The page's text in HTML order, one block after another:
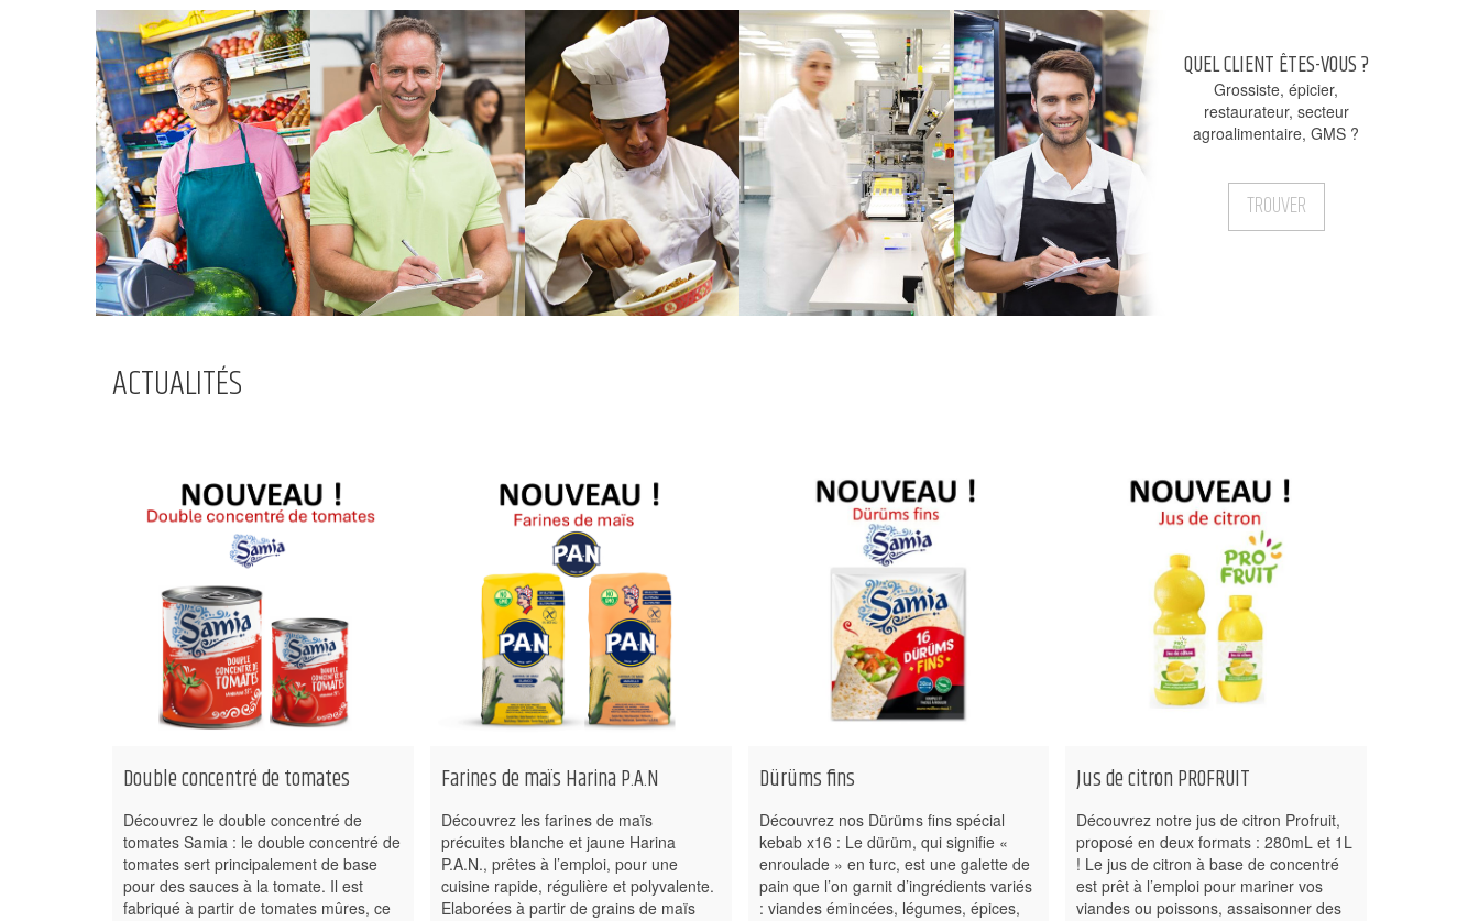
epiciers grossistes rhf agro gms
QUEL CLIENT ÊTES-VOUS ?
Grossiste, épicier,
restaurateur, secteur
agroalimentaire, GMS ?
TROUVER
ACTUALITÉS
Double concentré de tomates
Découvrez le double concentré de
tomates Samia : le double concentré de
tomates sert principalement de base
pour des sauces à la tomate. Il est
fabriqué à partir de tomates mûres, ce
Farines de maïs Harina P.A.N
Découvrez les farines de maïs
précuites blanche et jaune Harina
P.A.N., prêtes à l’emploi, pour une
cuisine rapide, régulière et polyvalente.
Elaborées à partir de grains de maïs
Dürüms fins
Découvrez nos Dürüms fins spécial
kebab x16 : Le dürüm, qui signifie «
enroulade » en turc, est une galette de
pain que l’on garnit d’ingrédients variés
: viandes émincées, légumes, épices,
Jus de citron PROFRUIT
Découvrez notre jus de citron Profruit,
proposé en deux formats : 280mL et 1L
! Le jus de citron à base de concentré
est prêt à l’emploi pour mariner vos
viandes ou poissons, assaisonner des